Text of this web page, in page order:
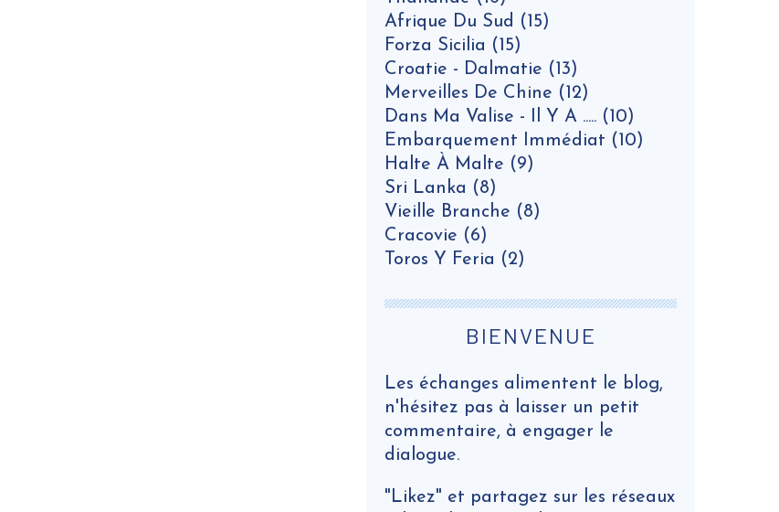
Afrique Du Sud (15)
Forza Sicilia (15)
Croatie - Dalmatie (13)
Merveilles De Chine (12)
Dans Ma Valise - Il Y A ..... (10)
Embarquement Immédiat (10)
Halte À Malte (9)
Sri Lanka (8)
Vieille Branche (8)
Cracovie (6)
Toros Y Feria (2)
BIENVENUE
Les échanges alimentent le blog,
n'hésitez pas à laisser un petit
commentaire, à engager le
dialogue.
"Likez" et partagez sur les réseaux